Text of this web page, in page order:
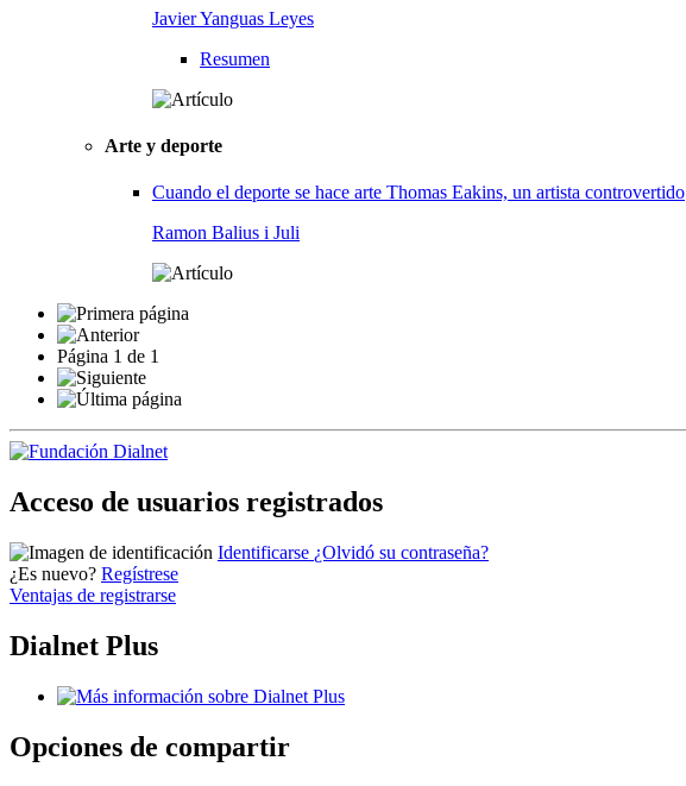
Javier Yanguas Leyes
Resumen
Arte y deporte
Cuando el deporte se hace arte Thomas Eakins, un artista controvertido
Ramon Balius i Juli
Página 1 de 1
Acceso de usuarios registrados
Identificarse ¿Olvidó su contraseña?
¿Es nuevo? Regístrese
Ventajas de registrarse
Dialnet Plus
Opciones de compartir